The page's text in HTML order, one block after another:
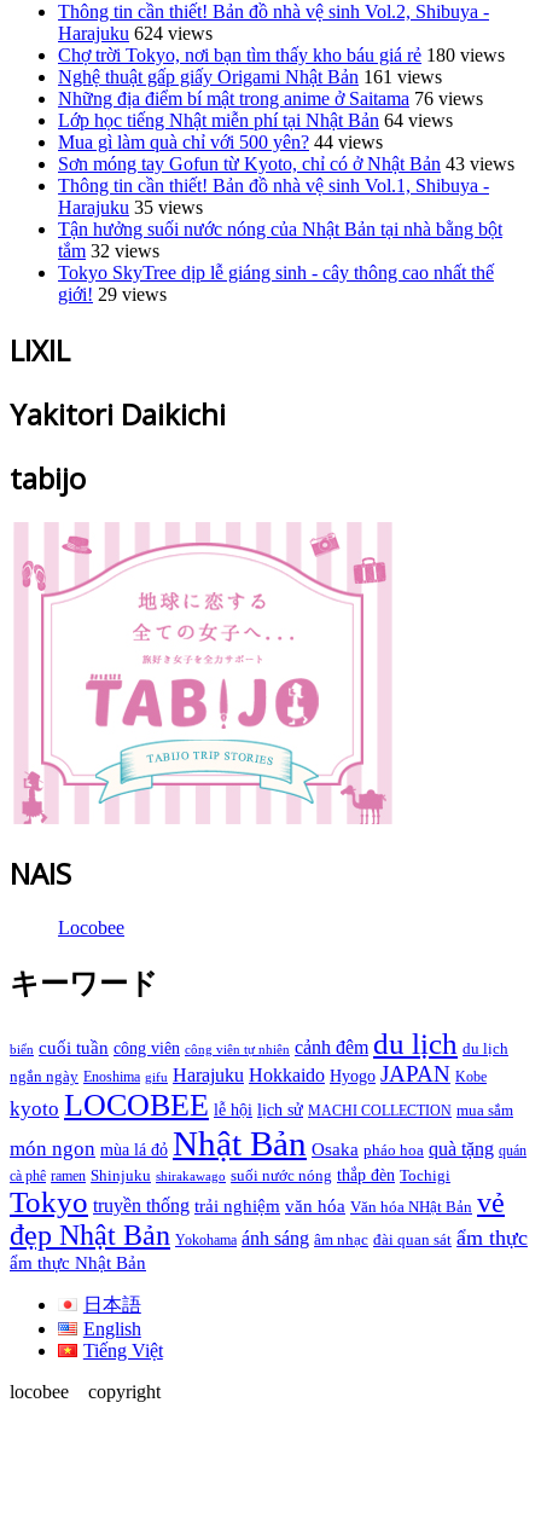
Thông tin cần thiết! Bản đồ nhà vệ sinh Vol.2, Shibuya -
Harajuku 624 views
Chợ trời Tokyo, nơi bạn tìm thấy kho báu giá rẻ 180 views
Nghệ thuật gấp giấy Origami Nhật Bản 161 views
Những địa điểm bí mật trong anime ở Saitama 76 views
Lớp học tiếng Nhật miễn phí tại Nhật Bản 64 views
Mua gì làm quà chỉ với 500 yên? 44 views
Sơn móng tay Gofun từ Kyoto, chỉ có ở Nhật Bản 43 views
Thông tin cần thiết! Bản đồ nhà vệ sinh Vol.1, Shibuya -
Harajuku 35 views
Tận hưởng suối nước nóng của Nhật Bản tại nhà bằng bột
tắm 32 views
Tokyo SkyTree dịp lễ giáng sinh - cây thông cao nhất thế
giới! 29 views
LIXIL
Yakitori Daikichi
tabijo
NAIS
Locobee
キーワード
biển cuối tuần công viên công viên tự nhiên cảnh đêm du lịch du lịch
ngắn ngày Enoshima gifu Harajuku Hokkaido Hyogo JAPAN Kobe
kyoto LOCOBEE lễ hội lịch sử MACHI COLLECTION mua sắm
món ngon mùa lá đỏ Nhật Bản Osaka pháo hoa quà tặng quán
cà phê ramen Shinjuku shirakawago suối nước nóng thắp đèn Tochigi
Tokyo truyền thống trải nghiệm văn hóa Văn hóa NHật Bản vẻ
đẹp Nhật Bản Yokohama ánh sáng âm nhạc đài quan sát ẩm thực
ẩm thực Nhật Bản
日本語
English
Tiếng Việt
locobee copyright